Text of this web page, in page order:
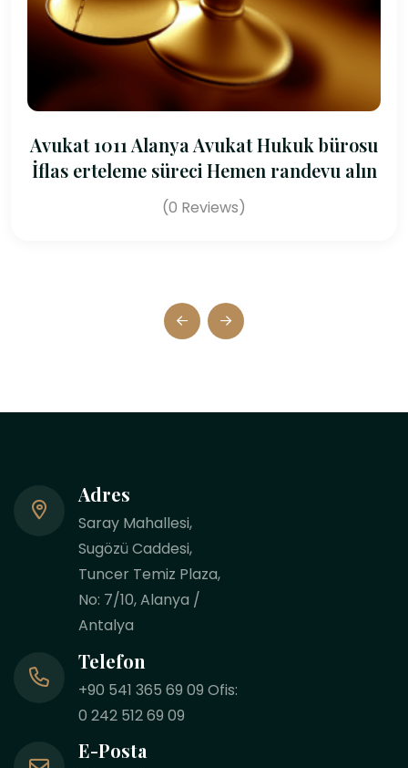
Avukat 1011 Alanya Avukat Hukuk bürosu
İflas erteleme süreci Hemen randevu alın
(0 Reviews)
Adres
Saray Mahallesi,
Sugözü Caddesi,
Tuncer Temiz Plaza,
No: 7/10, Alanya /
Antalya
Telefon
+90 541 365 69 09 Ofis:
0 242 512 69 09
E-Posta